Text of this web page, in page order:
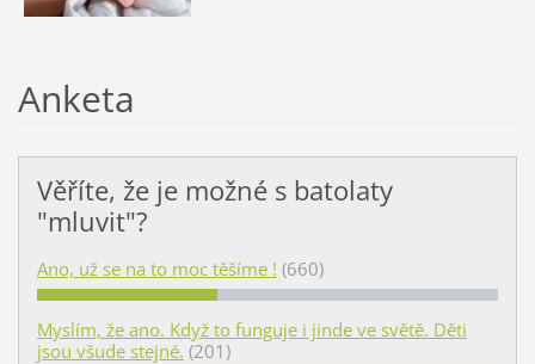
Anketa
Věříte, že je možné s batolaty
"mluvit"?
Ano, už se na to moc těšíme ! (660)
Myslím, že ano. Když to funguje i jinde ve světě. Děti
jsou všude stejné. (201)